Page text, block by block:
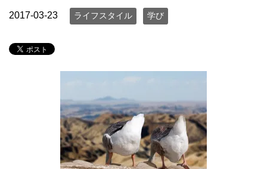
2017-03-23 ライフスタイル 学び